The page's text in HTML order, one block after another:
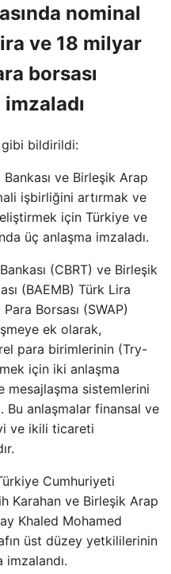
nominal
ve 18 milyar
borsası
gibi bildirildi:
ve Birleşik Arap
işbirliğini artırmak ve
için Türkiye ve
üç anlaşma imzaladı.
(CBRT) ve Birleşik
(BAEMB) Türk Lira
Borsası (SWAP)
ek olarak,
para birimlerinin (Try-
için iki anlaşma
mesajlaşma sistemlerini
Bu anlaşmalar finansal ve
ve ikili ticareti
Cumhuriyeti
Karahan ve Birleşik Arap
Khaled Mohamed
üst düzey yetkililerinin
imzalandı.